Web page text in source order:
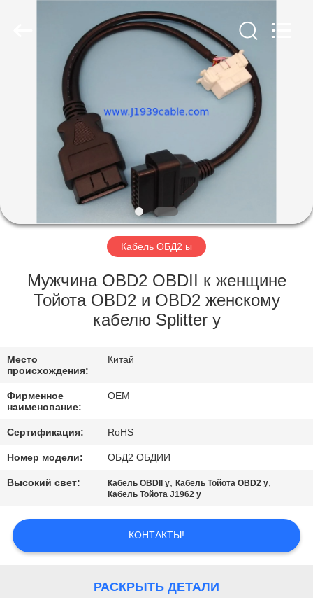
ПРОДУКТЫ
ПУТЕШЕСТВИЕ
ПРОВЕРКА
КАЧЕСТВА
СВЯЖИТЕСЬ
МЫ
СПРОСИТЕ
ЦИТАТУ
Кабель ОБД2 ы
Мужчина OBD2 OBDII к женщине
Тойота OBD2 и OBD2 женскому
кабелю Splitter y
Место
происхождения:
Китай
Фирменное
наименование:
OEM
Сертификация: RoHS
Номер модели: ОБД2 ОБДИИ
Высокий свет: Кабель OBDII y,Кабель Тойота OBD2 y,
Кабель Тойота J1962 y
КОНТАКТЫ!
РАСКРЫТЬ ДЕТАЛИ